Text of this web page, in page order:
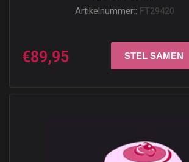
Artikelnummer:: FT29420
€89,95